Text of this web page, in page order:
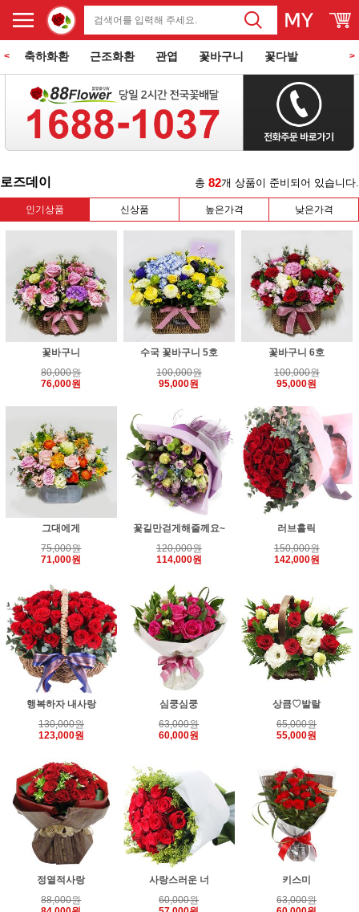
< 축하화환 근조화환 관엽 꽃바구니 꽃다발
동양란 서양란 과일바구니 꽃과 케익 쌀화환
>
로즈데이 총 82개 상품이 준비되어 있습니다.
인기상품 신상품 높은가격 낮은가격
꽃바구니
80,000원
76,000원
수국 꽃바구니 5호
100,000원
95,000원
꽃바구니 6호
100,000원
95,000원
그대에게
75,000원
71,000원
꽃길만걷게해줄께요~
120,000원
114,000원
러브홀릭
150,000원
142,000원
행복하자 내사랑
130,000원
123,000원
심쿵심쿵
63,000원
60,000원
상큼♡발랄
65,000원
55,000원
정열적사랑
88,000원
사랑스러운 너
60,000원
키스미
63,000원